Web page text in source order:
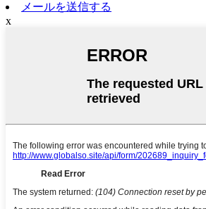
メールを送信する
x